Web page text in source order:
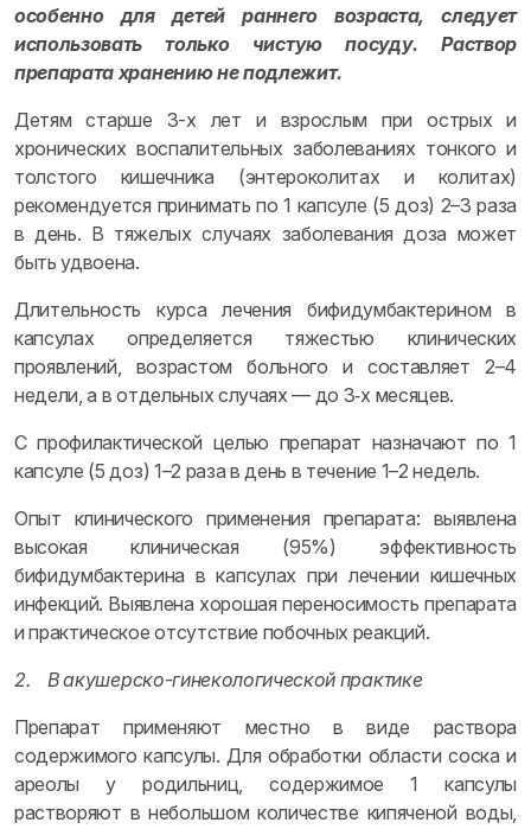
особенно для детей раннего возраста, следует
использовать только чистую посуду. Раствор
препарата хранению не подлежит.
Детям старше 3-х лет и взрослым при острых и
хронических воспалительных заболеваниях тонкого и
толстого кишечника (энтероколитах и колитах)
рекомендуется принимать по 1 капсуле (5 доз) 2–3 раза
в день. В тяжелых случаях заболевания доза может
быть удвоена.
Длительность курса лечения бифидумбактерином в
капсулах определяется тяжестью клинических
проявлений, возрастом больного и составляет 2–4
недели, а в отдельных случаях — до 3‑х месяцев.
С профилактической целью препарат назначают по 1
капсуле (5 доз) 1–2 раза в день в течение 1–2 недель.
Опыт клинического применения препарата: выявлена
высокая клиническая (95%) эффективность
бифидумбактерина в капсулах при лечении кишечных
инфекций. Выявлена хорошая переносимость препарата
и практическое отсутствие побочных реакций.
2.В акушерско-гинекологической практике
Препарат применяют местно в виде раствора
содержимого капсулы. Для обработки области соска и
ареолы у родильниц, содержимое 1 капсулы
растворяют в небольшом количестве кипяченой воды,